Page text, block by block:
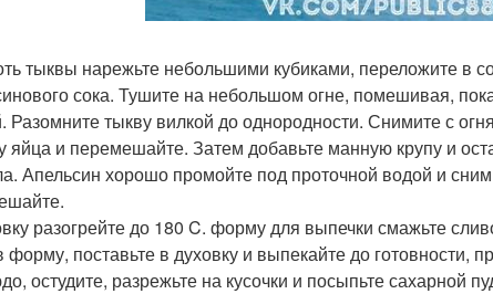
тыквы нарежьте небольшими кубиками, переложите в
сока. Тушите на небольшом огне, помешивая,
Разомните тыкву вилкой до однородности. Снимите с
яйца и перемешайте. Затем добавьте манную крупу и
Апельсин хорошо промойте под проточной водой и
разогрейте до 180 C. форму для выпечки смажьте
форму, поставьте в духовку и выпекайте до готовности,
остудите, разрежьте на кусочки и посыпьте сахарной